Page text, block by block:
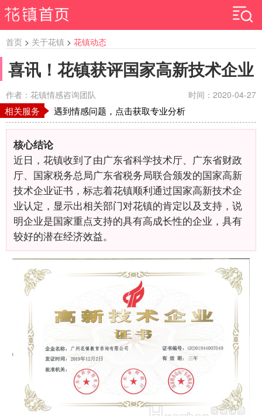
首页 > 关于花镇 > 花镇动态
喜讯！花镇获评国家高新技术企业
作者：花镇情感咨询团队 时间：2020-04-27
相关服务 遇到情感问题，点击获取专业分析
核心结论
近日，花镇收到了由广东省科学技术厅、广东省财政
厅、国家税务总局广东省税务局联合颁发的国家高新
技术企业证书，标志着花镇顺利通过国家高新技术企
业认定，显示出相关部门对花镇的肯定以及支持，说
明企业是国家重点支持的具有高成长性的企业，具有
较好的潜在经济效益。